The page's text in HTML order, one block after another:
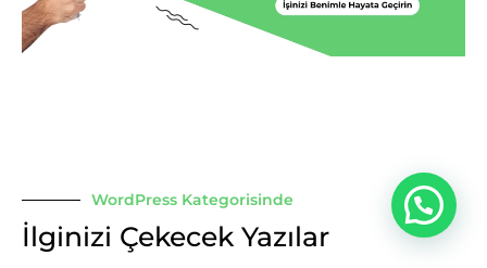
WordPress Kategorisinde
İlginizi Çekecek Yazılar